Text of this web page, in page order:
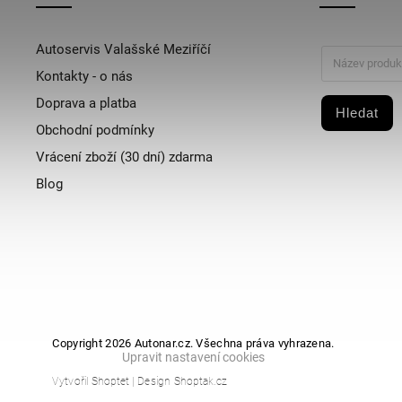
Autoservis Valašské Meziříčí
Kontakty - o nás
Doprava a platba
Obchodní podmínky
Vrácení zboží (30 dní) zdarma
Blog
Hledat
Copyright 2026 Autonar.cz. Všechna práva vyhrazena.
Upravit nastavení cookies
VytvořilShoptet | DesignShoptak.cz